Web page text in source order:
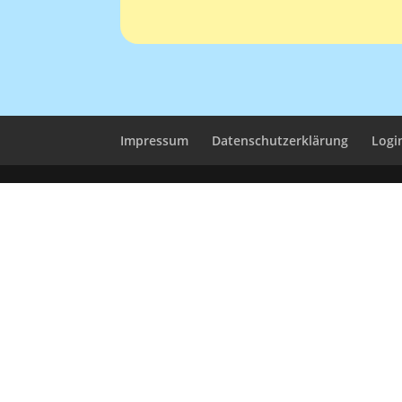
Impressum Datenschutzerklärung